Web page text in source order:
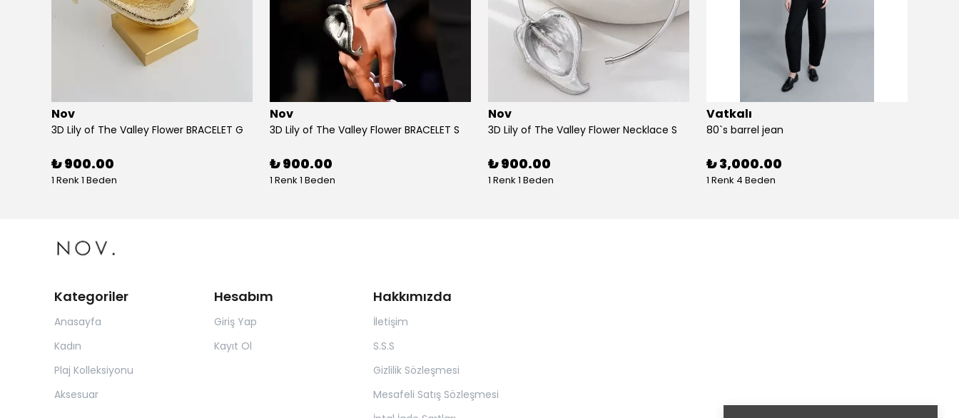
Nov
3D Lily of The Valley Flower BRACELET G
₺ 900.00
1 Renk 1 Beden
Nov
3D Lily of The Valley Flower BRACELET S
₺ 900.00
1 Renk 1 Beden
Nov
3D Lily of The Valley Flower Necklace S
₺ 900.00
1 Renk 1 Beden
Vatkalı
80`s barrel jean
₺ 3,000.00
1 Renk 4 Beden
Kategoriler
Anasayfa
Kadın
Plaj Kolleksiyonu
Aksesuar
Hesabım
Giriş Yap
Kayıt Ol
Hakkımızda
İletişim
S.S.S
Gizlilik Sözleşmesi
Mesafeli Satış Sözleşmesi